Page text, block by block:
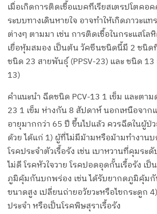
เมื่อเกิดการติดเชื้อแบคทีเรียสเตรปโตคอ
ระบบทางเดินหายใจ อาจทำให้เกิดภาวะแ
ต่างๆ ตามมา เช่น การติดเชื้อในกระแสโล
เยื่อหุ้มสมอง เป็นต้น วัคซีนชนิดนี้มี 2 ชนิด
ชนิด 23 สายพันธุ์ (PPSV-23) และ ชนิด 13
13)
คำแนะนำ ฉีดชนิด PCV-13 1 เข็ม และตาม
23 1 เข็ม ห่างกัน 8 สัปดาห์ นอกเหนือจาก
อายุมากกว่า 65 ปี ขึ้นไปแล้ว ควรฉีดในผู้ป่
ด้วย ได้แก่ 1) ผู้ที่ไม่มีม้ามหรือม้ามทำงาน
โรคประจำตัวเรื้อรัง เช่น เบาหวานที่คุมระ
ไม่ดี โรคหัวใจวาย โรคปอดอุดกั้นเรื้อรัง เ
ภูมิคุ้มกันบกพร่อง เช่น ได้รับยากดภูมิคุ้ม
ขนาดสูง เปลี่ยนถ่ายอวัยวะหรือไขกระดูก
ประจำ หรือเป็นโรคพิษสุราเรื้อรัง